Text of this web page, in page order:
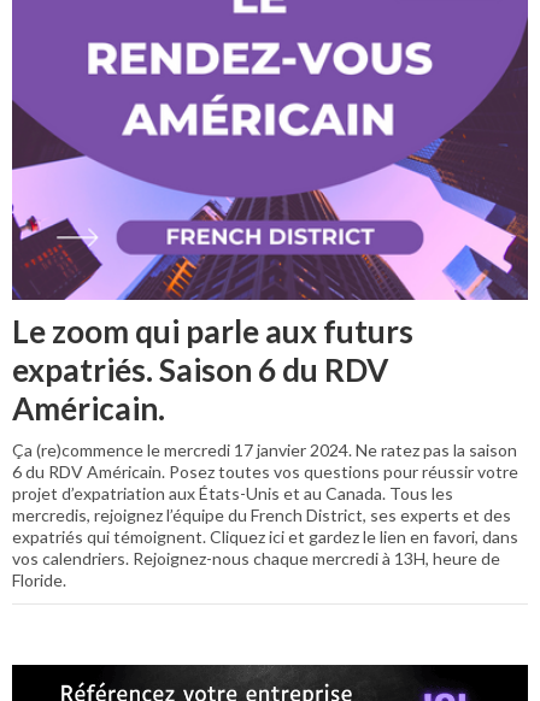
Le zoom qui parle aux futurs
expatriés. Saison 6 du RDV
Américain.
Ça (re)commence le mercredi 17 janvier 2024. Ne ratez pas la saison
6 du RDV Américain. Posez toutes vos questions pour réussir votre
projet d’expatriation aux États-Unis et au Canada. Tous les
mercredis, rejoignez l’équipe du French District, ses experts et des
expatriés qui témoignent. Cliquez ici et gardez le lien en favori, dans
vos calendriers. Rejoignez-nous chaque mercredi à 13H, heure de
Floride.